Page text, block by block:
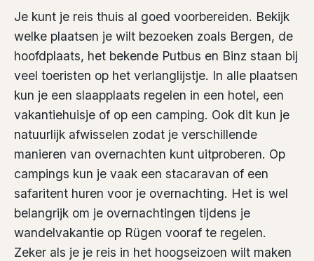
Je kunt je reis thuis al goed voorbereiden. Bekijk
welke plaatsen je wilt bezoeken zoals Bergen, de
hoofdplaats, het bekende Putbus en Binz staan bij
veel toeristen op het verlanglijstje. In alle plaatsen
kun je een slaapplaats regelen in een hotel, een
vakantiehuisje of op een camping. Ook dit kun je
natuurlijk afwisselen zodat je verschillende
manieren van overnachten kunt uitproberen. Op
campings kun je vaak een stacaravan of een
safaritent huren voor je overnachting. Het is wel
belangrijk om je overnachtingen tijdens je
wandelvakantie op Rügen vooraf te regelen.
Zeker als je je reis in het hoogseizoen wilt maken